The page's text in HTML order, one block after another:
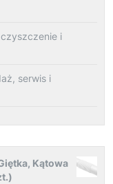
i
serwis i
Kątowa